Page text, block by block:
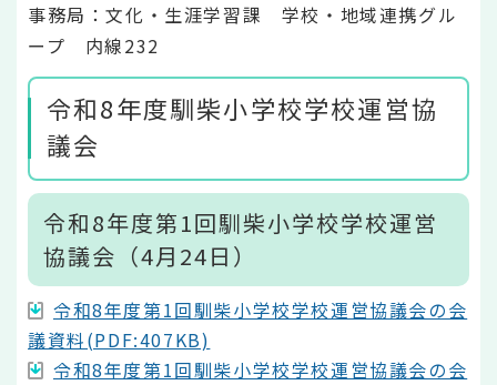
事務局：文化・生涯学習課 学校・地域連携グル
ープ 内線232
令和8年度馴柴小学校学校運営協
議会
令和8年度第1回馴柴小学校学校運営
協議会（4月24日）
令和8年度第1回馴柴小学校学校運営協議会の会
議資料(PDF:407KB)
令和8年度第1回馴柴小学校学校運営協議会の会